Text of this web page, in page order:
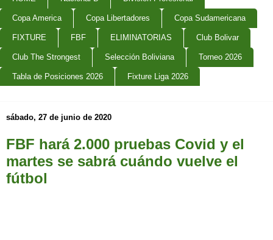
Copa America Copa Libertadores Copa Sudamericana
FIXTURE FBF ELIMINATORIAS Club Bolivar
Club The Strongest Selección Boliviana Torneo 2026
Tabla de Posiciones 2026 Fixture Liga 2026
sábado, 27 de junio de 2020
FBF hará 2.000 pruebas Covid y el
martes se sabrá cuándo vuelve el
fútbol